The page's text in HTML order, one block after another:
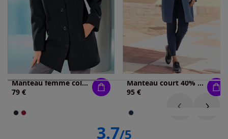
Manteau femme col revers épaulettes structurantes
79 €
Manteau court 40% laine
95 €
3.7/5